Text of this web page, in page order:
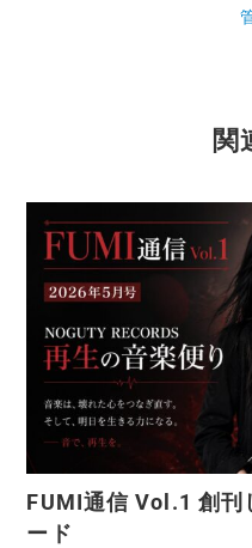
関
FUMI通信 Vol.1 創刊
ード